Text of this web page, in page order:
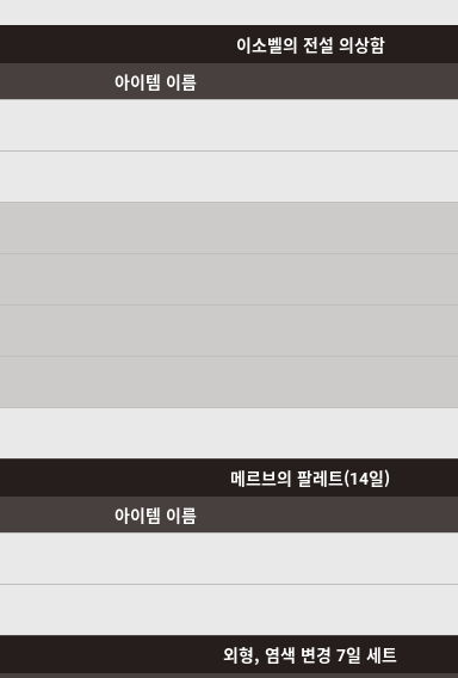
이소벨의 전설 의상함
아이템 이름
메르브의 팔레트(14일)
아이템 이름
외형, 염색 변경 7일 세트